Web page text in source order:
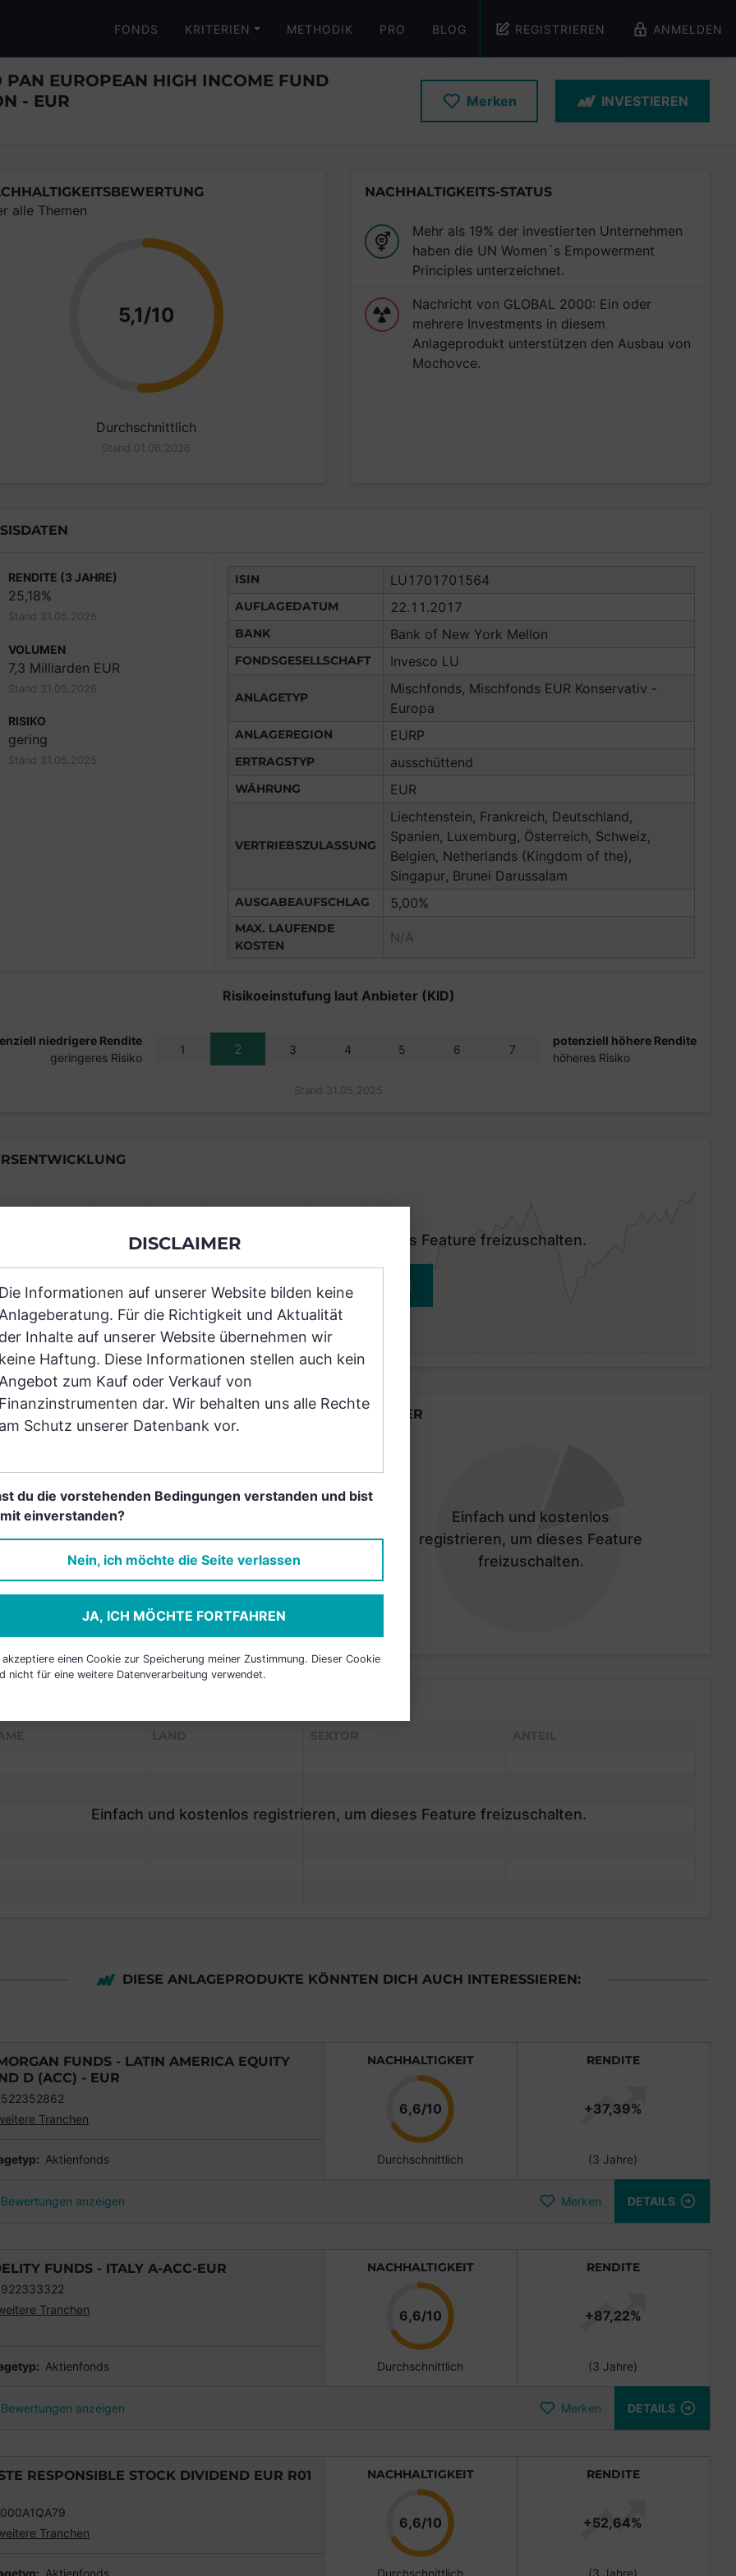
FONDS KRITERIEN METHODIK PRO BLOG REGISTRIEREN ANMELDEN
EUROPEAN HIGH INCOME FUND
- EUR
Merken INVESTIEREN
alle Themen
5,1/10 Punkte
Durchschnittlich
Stand 01.06.2026
NACHHALTIGKEITS-STATUS
Mehr als 19% der investierten Unternehmen
haben die UN Women´s Empowerment
Principles unterzeichnet.
Nachricht von GLOBAL 2000: Ein oder
mehrere Investments in diesem
Anlageprodukt unterstützen den Ausbau von
Mochovce.
RENDITE (3 JAHRE)
25,18%
Stand 31.05.2026
VOLUMEN
7,3 Milliarden EUR
Stand 31.05.2026
RISIKO
gering
Stand 31.05.2025
ISIN LU1701701564
AUFLAGEDATUM 22.11.2017
BANK Bank of New York Mellon
FONDSGESELLSCHAFT Invesco LU
ANLAGETYP
Mischfonds, Mischfonds EUR Konservativ -
Europa
ANLAGEREGION EURP
ERTRAGSTYP ausschüttend
WÄHRUNG EUR
VERTRIEBSZULASSUNG
Liechtenstein, Frankreich, Deutschland,
Spanien, Luxemburg, Österreich, Schweiz,
Belgien, Netherlands (Kingdom of the),
Singapur, Brunei Darussalam
AUSGABEAUFSCHLAG 5,00%
MAX. LAUFENDE
KOSTEN
N/A
Risikoeinstufung laut Anbieter (KID)
niedrigere Rendite
geringeres Risiko
1 2 3 4 5 6 7
potenziell höhere Rendite
höheres Risiko
Stand 31.05.2025
Einfach und kostenlos registrieren, um dieses Feature freizuschalten.
JETZT ANMELDEN
Einfach und kostenlos
registrieren, um dieses Feature
freizuschalten.
LÄNDER
Einfach und kostenlos
registrieren, um dieses Feature
freizuschalten.
Einfach und kostenlos registrieren, um dieses Feature freizuschalten.
DIESE ANLAGEPRODUKTE KÖNNTEN DICH AUCH INTERESSIEREN:
FUNDS - LATIN AMERICA EQUITY
D (ACC) - EUR
Tranchen
Aktienfonds
NACHHALTIGKEIT
6,6/10Punkte
Durchschnittlich
RENDITE
+37,39%
(3 Jahre)
Bewertungen anzeigen Merken DETAILS
FUNDS - ITALY A-ACC-EUR
Tranchen
Aktienfonds
NACHHALTIGKEIT
6,6/10Punkte
Durchschnittlich
RENDITE
+87,22%
(3 Jahre)
Bewertungen anzeigen Merken DETAILS
RESPONSIBLE STOCK DIVIDEND EUR R01
Tranchen
NACHHALTIGKEIT
6,6/10Punkte
RENDITE
+52,64%
DISCLAIMER
Die Informationen auf unserer Website bilden keine
Anlageberatung. Für die Richtigkeit und Aktualität
der Inhalte auf unserer Website übernehmen wir
keine Haftung. Diese Informationen stellen auch kein
Angebot zum Kauf oder Verkauf von
Finanzinstrumenten dar. Wir behalten uns alle Rechte
am Schutz unserer Datenbank vor.
du die vorstehenden Bedingungen verstanden und bist
einverstanden?
Nein, ich möchte die Seite verlassen
JA, ICH MÖCHTE FORTFAHREN
akzeptiere einen Cookie zur Speicherung meiner Zustimmung. Dieser Cookie
nicht für eine weitere Datenverarbeitung verwendet.